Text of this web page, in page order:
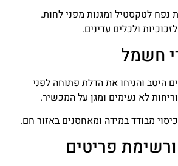
נפח לטקסטיל ומגנות מפני לחות.
ולכלים עדינים.
חשמל
היטב והניחו את הדלת פתוחה לפני
לא נעימים ומגן על המכשיר.
מבודד במידה ומאחסנים באזור חם.
ורשימת פריטים